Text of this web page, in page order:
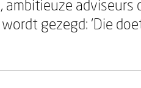
ambitieuze adviseurs
gezegd: ‘Die